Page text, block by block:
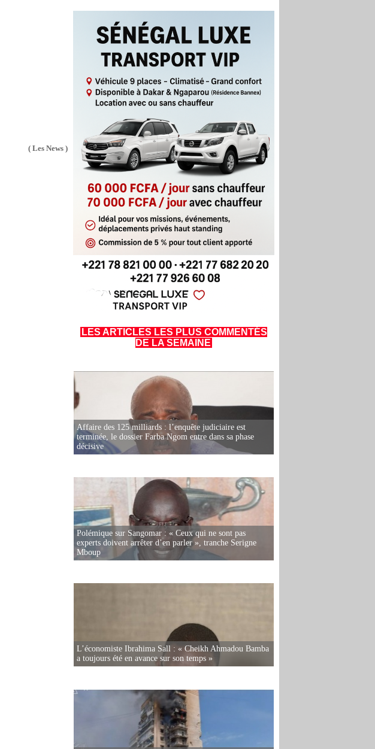
( Les News )
LES ARTICLES LES PLUS COMMENTÉS
DE LA SEMAINE
Affaire des 125 milliards : l’enquête judiciaire est
terminée, le dossier Farba Ngom entre dans sa phase
décisive
Polémique sur Sangomar : « Ceux qui ne sont pas
experts doivent arrêter d’en parler », tranche Serigne
Mboup
L’économiste Ibrahima Sall : « Cheikh Ahmadou Bamba
a toujours été en avance sur son temps »